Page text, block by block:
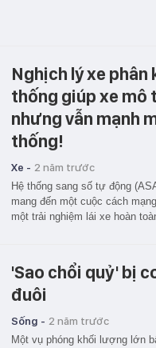
Nghịch lý xe phân
thống giúp xe mô
nhưng vẫn mạnh
thống!
Xe - 2 năm trước
Hệ thống sang số tự động
mang đến một cuộc cách
một trải nghiệm lái xe hoàn
'Sao chổi quỷ' bị
đuôi
Sống - 2 năm trước
Một vụ phóng khối lượng lớn